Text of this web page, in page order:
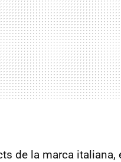
de la marca italiana,